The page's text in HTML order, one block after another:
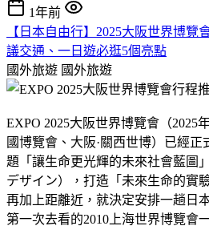
1年前
【日本自由行】2025大阪世界博覽
議交通、一日遊必逛5個亮點
國外旅遊 國外旅遊
EXPO 2025大阪世界博覽會（2025
國博覽會、大阪·關西世博）已經
題「讓生命更光輝的未來社會藍圖
デザイン），打造「未來生命的實
再加上距離近，就決定安排一趟日
第一次去看的2010上海世界博覽會